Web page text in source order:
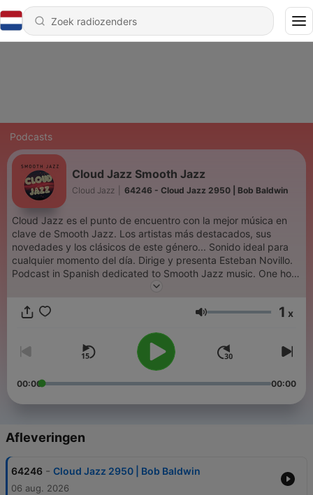
Podcasts
Cloud Jazz Smooth Jazz
Cloud Jazz 64246 - Cloud Jazz 2950 | Bob Baldwin
Cloud Jazz es el punto de encuentro con la mejor música en
clave de Smooth Jazz. Los artistas más destacados, sus
novedades y los clásicos de este género... Sonido ideal para
cualquier momento del día. Dirige y presenta Esteban Novillo.
Podcast in Spanish dedicated to Smooth Jazz music. One hour
with the best discographic news and classics of the last
Volume 1 x
00:00 00:00
Afleveringen
64246 - Cloud Jazz 2950 | Bob Baldwin
06 aug. 2026